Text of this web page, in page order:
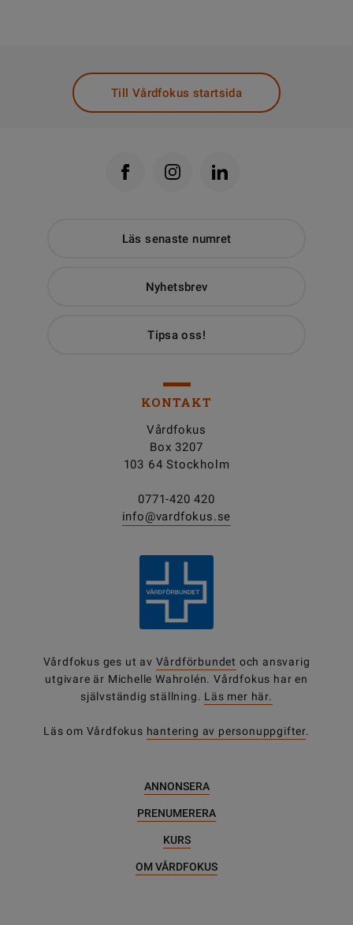
Till Vårdfokus startsida
Läs senaste numret
Nyhetsbrev
Tipsa oss!
KONTAKT
Vårdfokus
Box 3207
103 64 Stockholm
0771-420 420
info@vardfokus.se
Vårdfokus ges ut av Vårdförbundet och ansvarig
utgivare är Michelle Wahrolén. Vårdfokus har en
självständig ställning. Läs mer här.
Läs om Vårdfokus hantering av personuppgifter.
ANNONSERA
PRENUMERERA
KURS
OM VÅRDFOKUS